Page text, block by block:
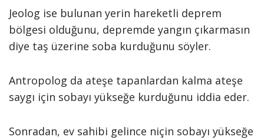
Jeolog ise bulunan yerin hareketli deprem
bölgesi olduğunu, depremde yangın çıkarmasın
diye taş üzerine soba kurduğunu söyler.
Antropolog da ateşe tapanlardan kalma ateşe
saygı için sobayı yükseğe kurduğunu iddia eder.
Sonradan, ev sahibi gelince niçin sobayı yükseğe